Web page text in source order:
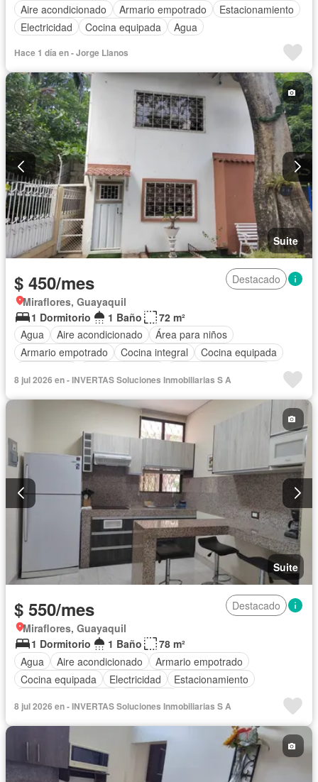
Aire acondicionado
Armario empotrado
Estacionamiento
Electricidad
Cocina equipada Agua
Hace 1 día en - Jorge Llanos
Suite
$ 450/mes
Destacado
Miraflores, Guayaquil
1 Dormitorio
1 Baño
72 m²
Agua
Aire acondicionado
Área para niños
Armario empotrado
Cocina integral
Cocina equipada
Patio
Seguridad Completamente amoblado
8 jul 2026 en - INVERTAS Soluciones Inmobiliarias S A
Suite
$ 550/mes
Destacado
Miraflores, Guayaquil
1 Dormitorio
1 Baño
78 m²
Agua
Aire acondicionado
Armario empotrado
Cocina equipada
Electricidad
Estacionamiento
Completamente amoblado
8 jul 2026 en - INVERTAS Soluciones Inmobiliarias S A